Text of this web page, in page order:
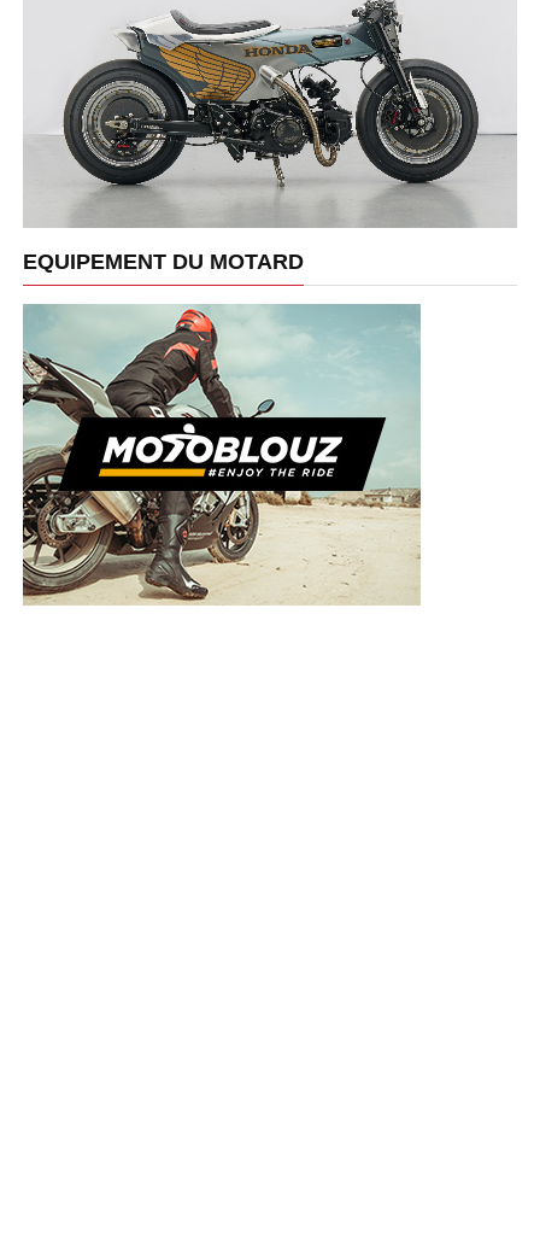
EQUIPEMENT DU MOTARD